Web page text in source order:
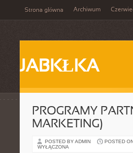
Strona główna Archiwum
JABKŁKA
PROGRAMY
MARKETING)
POSTED BY ADMIN POSTED
WYŁĄCZONA